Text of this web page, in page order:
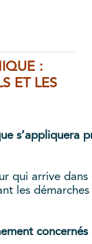
:
ET LES
s’appliquera
qui arrive
les